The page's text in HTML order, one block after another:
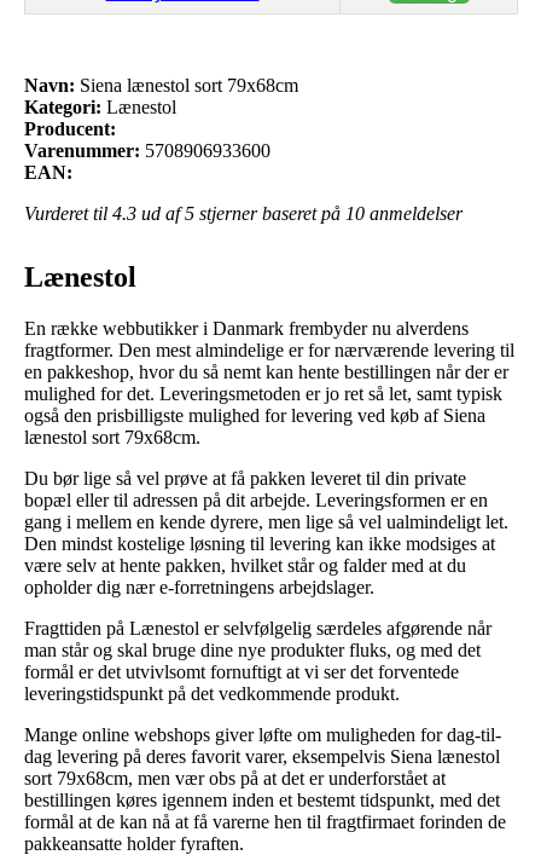
Navn: Siena lænestol sort 79x68cm
Kategori: Lænestol
Producent:
Varenummer: 5708906933600
EAN:
Vurderet til 4.3 ud af 5 stjerner baseret på 10 anmeldelser
Lænestol
En række webbutikker i Danmark frembyder nu alverdens
fragtformer. Den mest almindelige er for nærværende levering til
en pakkeshop, hvor du så nemt kan hente bestillingen når der er
mulighed for det. Leveringsmetoden er jo ret så let, samt typisk
også den prisbilligste mulighed for levering ved køb af Siena
lænestol sort 79x68cm.
Du bør lige så vel prøve at få pakken leveret til din private
bopæl eller til adressen på dit arbejde. Leveringsformen er en
gang i mellem en kende dyrere, men lige så vel ualmindeligt let.
Den mindst kostelige løsning til levering kan ikke modsiges at
være selv at hente pakken, hvilket står og falder med at du
opholder dig nær e-forretningens arbejdslager.
Fragttiden på Lænestol er selvfølgelig særdeles afgørende når
man står og skal bruge dine nye produkter fluks, og med det
formål er det utvivlsomt fornuftigt at vi ser det forventede
leveringstidspunkt på det vedkommende produkt.
Mange online webshops giver løfte om muligheden for dag-til-
dag levering på deres favorit varer, eksempelvis Siena lænestol
sort 79x68cm, men vær obs på at det er underforstået at
bestillingen køres igennem inden et bestemt tidspunkt, med det
formål at de kan nå at få varerne hen til fragtfirmaet forinden de
pakkeansatte holder fyraften.